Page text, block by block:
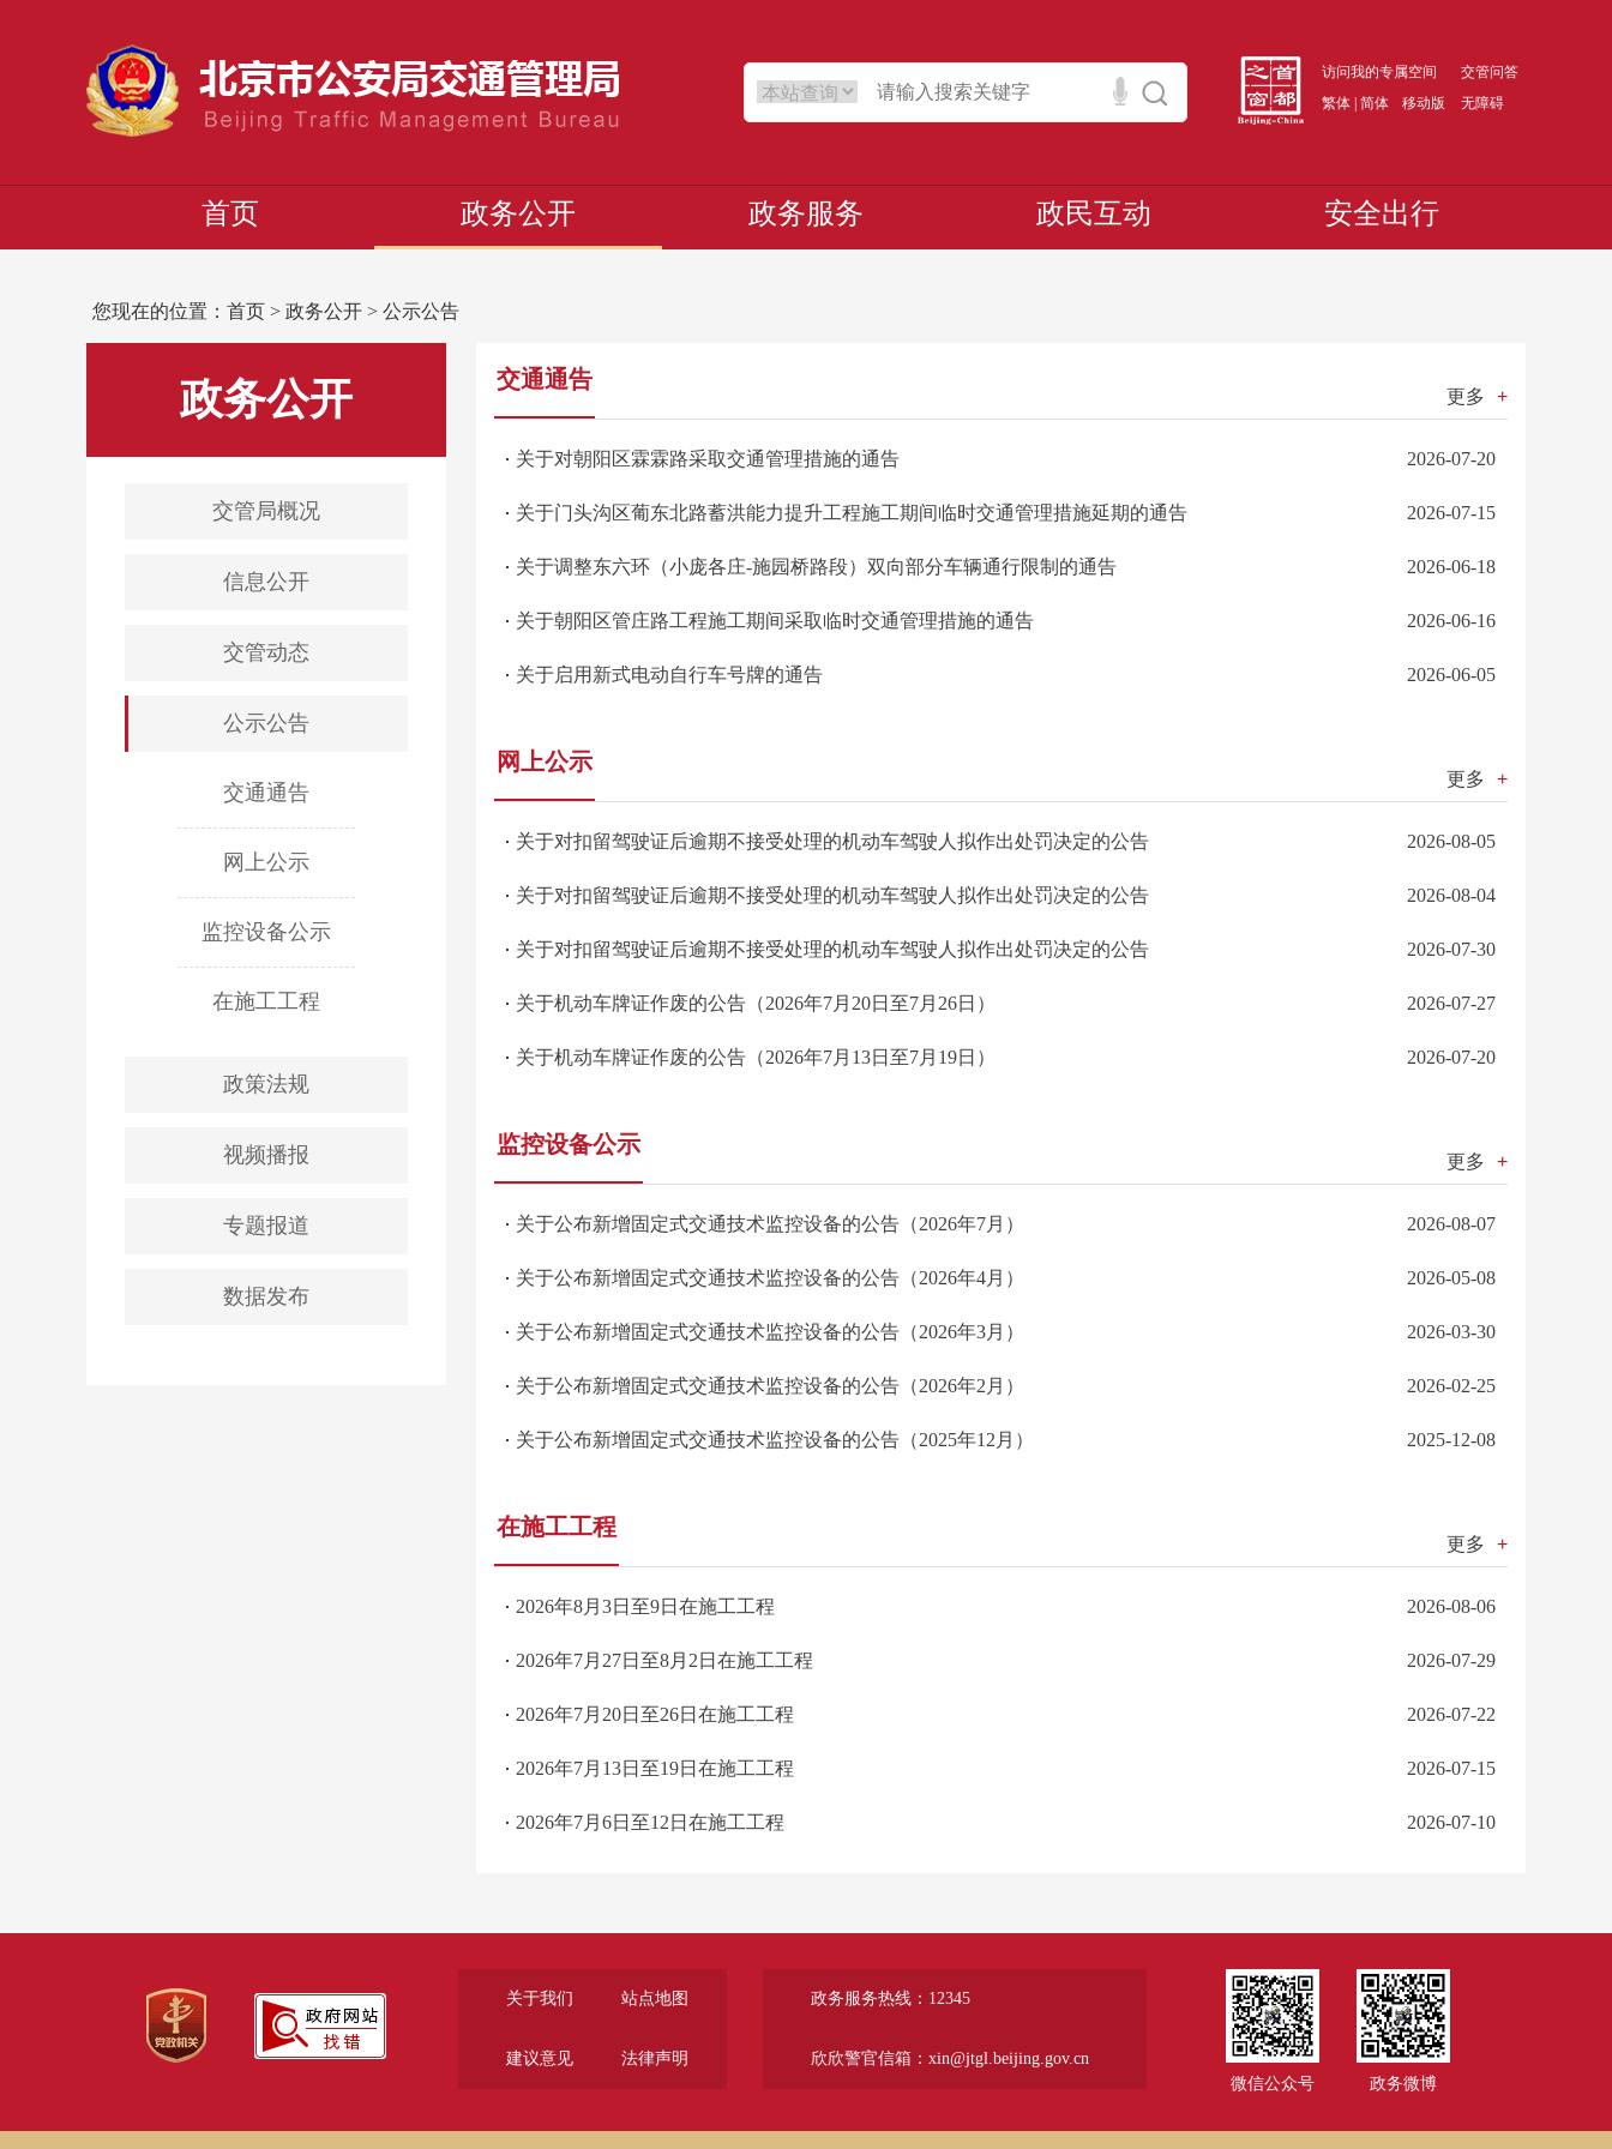
访问我的专属空间
交管问答
繁体 简体 移动版 无障碍
首页 政务公开 政务服务 政民互动 安全出行
您现在的位置： 首页 > 政务公开 > 公示公告
政务公开
交管局概况
信息公开
交管动态
公示公告
交通通告
网上公示
监控设备公示
在施工工程
政策法规
视频播报
专题报道
数据发布
交通通告
更多 +
2026-07-20
关于对朝阳区霖霖路采取交通管理措施的通告
2026-07-15
关于门头沟区葡东北路蓄洪能力提升工程施工期间临时交通管理措施延期的通告
2026-06-18
关于调整东六环（小庞各庄-施园桥路段）双向部分车辆通行限制的通告
2026-06-16
关于朝阳区管庄路工程施工期间采取临时交通管理措施的通告
2026-06-05
关于启用新式电动自行车号牌的通告
网上公示
更多 +
2026-08-05
关于对扣留驾驶证后逾期不接受处理的机动车驾驶人拟作出处罚决定的公告
2026-08-04
关于对扣留驾驶证后逾期不接受处理的机动车驾驶人拟作出处罚决定的公告
2026-07-30
关于对扣留驾驶证后逾期不接受处理的机动车驾驶人拟作出处罚决定的公告
2026-07-27
关于机动车牌证作废的公告（2026年7月20日至7月26日）
2026-07-20
关于机动车牌证作废的公告（2026年7月13日至7月19日）
监控设备公示
更多 +
2026-08-07
关于公布新增固定式交通技术监控设备的公告（2026年7月）
2026-05-08
关于公布新增固定式交通技术监控设备的公告（2026年4月）
2026-03-30
关于公布新增固定式交通技术监控设备的公告（2026年3月）
2026-02-25
关于公布新增固定式交通技术监控设备的公告（2026年2月）
2025-12-08
关于公布新增固定式交通技术监控设备的公告（2025年12月）
在施工工程
更多 +
2026-08-06
2026年8月3日至9日在施工工程
2026-07-29
2026年7月27日至8月2日在施工工程
2026-07-22
2026年7月20日至26日在施工工程
2026-07-15
2026年7月13日至19日在施工工程
2026-07-10
2026年7月6日至12日在施工工程
关于我们 站点地图
建议意见 法律声明
政务服务热线：12345
欣欣警官信箱：xin@jtgl.beijing.gov.cn
微信公众号
政务微博